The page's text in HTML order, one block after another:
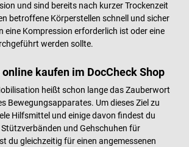
und sind bereits nach kurzer Trockenzeit
betroffene Körperstellen schnell und sicher
eine Kompression erforderlich ist oder eine
werden sollte.
kaufen im DocCheck Shop
heißt schon lange das Zauberwort
Bewegungsapparates. Um dieses Ziel zu
Hilfsmittel und einige davon findest du
und Gehschuhen für
du gleichzeitig für einen angemessenen